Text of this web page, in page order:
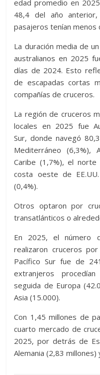
edad promedio en
48,4 del año
pasajeros tenían menos
La duración media de
australianos en 2025
días de 2024. Esto
de escapadas cortas
compañías de cruceros.
La región de cruceros
locales en 2025 fue
Sur, donde navegó
Mediterráneo (6,3%),
Caribe (1,7%), el
costa oeste de
(0,4%).
Otros optaron por
transatlánticos o
En 2025, el número
realizaron cruceros
Pacífico Sur fue de
extranjeros
seguida de Europa
Asia (15.000).
Con 1,45 millones de
cuarto mercado de
2025, por detrás de
Alemania (2,83